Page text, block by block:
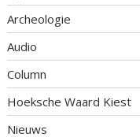
Archeologie
Audio
Column
Hoeksche Waard Kiest
Nieuws